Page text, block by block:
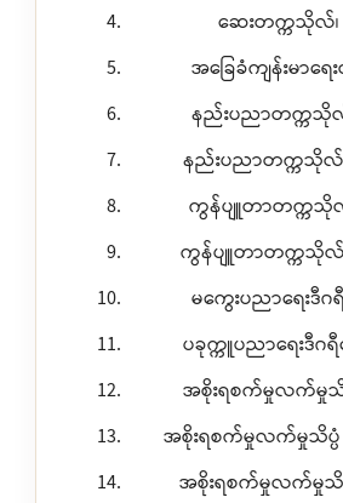
ဆေးတက္ကသိုလ်၊
အခြေခံကျန်းမာရ
နည်းပညာတက္ကသို
နည်းပညာတက္ကသိုလ်
ကွန်ပျူတာတက္ကသို
ကွန်ပျူတာတက္ကသိုလ်
မကွေးပညာရေးဒီ
ပခုက္ကူပညာရေးဒီဂ
အစိုးရစက်မှုလက်မှုသိ
အစိုးရစက်မှုလက်မှုသိပ္ပံ (
အစိုးရစက်မှုလက်မှုသိပ္